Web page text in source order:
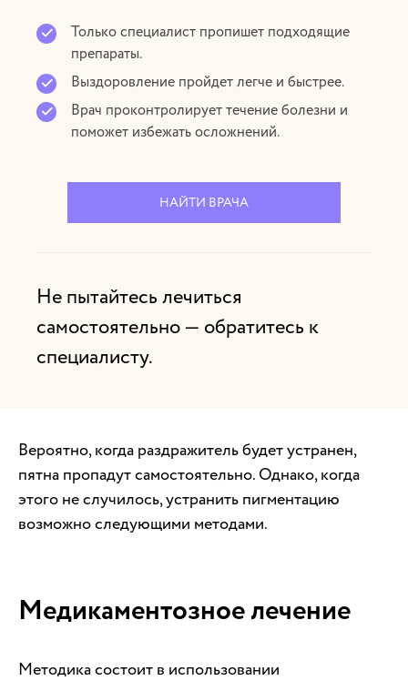
Только специалист пропишет подходящие
препараты.
Выздоровление пройдет легче и быстрее.
Врач проконтролирует течение болезни и
поможет избежать осложнений.
НАЙТИ ВРАЧА
Не пытайтесь лечиться
самостоятельно — обратитесь к
специалисту.
Вероятно, когда раздражитель будет устранен,
пятна пропадут самостоятельно. Однако, когда
этого не случилось, устранить пигментацию
возможно следующими методами.
Медикаментозное лечение
Методика состоит в использовании